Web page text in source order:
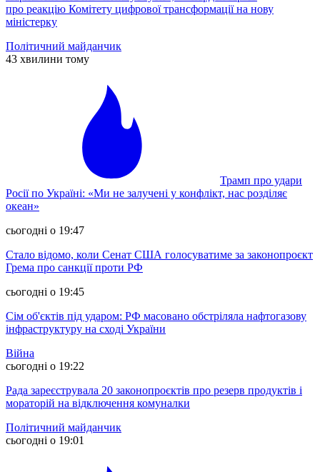
про реакцію Комітету цифрової трансформації на нову
міністерку
Політичний майданчик
43 хвилини тому
Трамп про удари
Росії по Україні: «Ми не залучені у конфлікт, нас розділяє
океан»
сьогодні о 19:47
Стало відомо, коли Сенат США голосуватиме за законопроєкт
Грема про санкції проти РФ
сьогодні о 19:45
Сім об'єктів під ударом: РФ масовано обстріляла нафтогазову
інфраструктуру на сході України
Війна
сьогодні о 19:22
Рада зареєструвала 20 законопроєктів про резерв продуктів і
мораторій на відключення комуналки
Політичний майданчик
сьогодні о 19:01